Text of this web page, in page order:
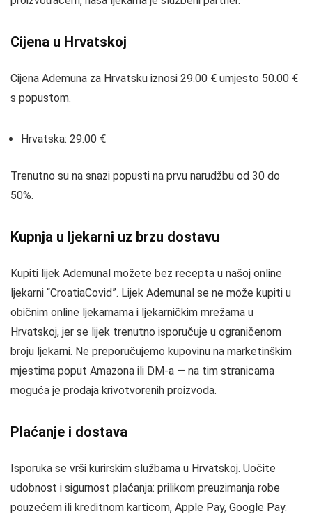
Cijena u Hrvatskoj
Cijena Ademuna za Hrvatsku iznosi 29.00 € umjesto 50.00 €
s popustom.
Hrvatska: 29.00 €
Trenutno su na snazi popusti na prvu narudžbu od 30 do
50%.
Kupnja u ljekarni uz brzu dostavu
Kupiti lijek Ademunal možete bez recepta u našoj online
ljekarni “CroatiaCovid”. Lijek Ademunal se ne može kupiti u
običnim online ljekarnama i ljekarničkim mrežama u
Hrvatskoj, jer se lijek trenutno isporučuje u ograničenom
broju ljekarni. Ne preporučujemo kupovinu na marketinškim
mjestima poput Amazona ili DM-a — na tim stranicama
moguća je prodaja krivotvorenih proizvoda.
Plaćanje i dostava
Isporuka se vrši kurirskim službama u Hrvatskoj. Uočite
udobnost i sigurnost plaćanja: prilikom preuzimanja robe
pouzećem ili kreditnom karticom, Apple Pay, Google Pay.